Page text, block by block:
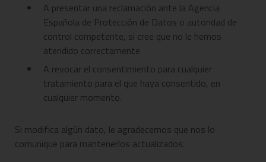
A presentar una reclamación ante la Agencia
Española de Protección de Datos o autoridad de
control competente, si cree que no le hemos
atendido correctamente
A revocar el consentimiento para cualquier
tratamiento para el que haya consentido, en
cualquier momento.
Si modifica algún dato, le agradecemos que nos lo
comunique para mantenerlos actualizados.